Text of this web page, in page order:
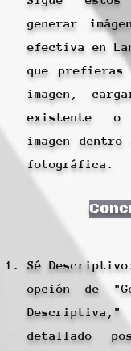
generar
efectiva en
que prefieras
imagen,
existente
imagen
fotográfica.
Sé
opción de
detallado